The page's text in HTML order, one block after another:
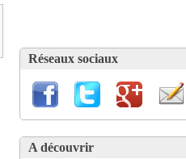
Réseaux sociaux
A découvrir